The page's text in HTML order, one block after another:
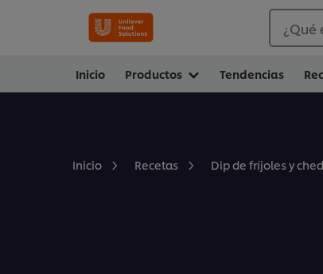
¿Qué
Inicio Productos Tendencias
Inicio Recetas Dip de fríjoles y